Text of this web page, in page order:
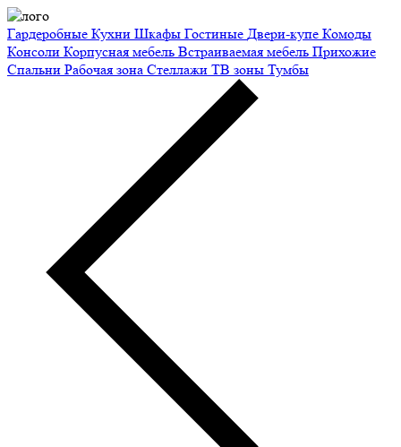
Гардеробные Кухни Шкафы Гостиные Двери-купе Комоды
Консоли Корпусная мебель Встраиваемая мебель Прихожие
Спальни Рабочая зона Стеллажи ТВ зоны Тумбы